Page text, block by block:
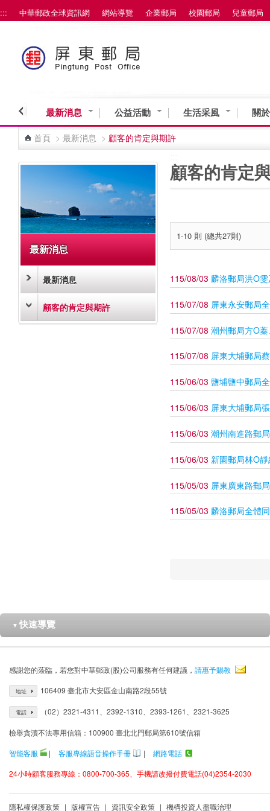
跳到主要內容區塊
::: 中華郵政全球資訊網 網站導覽 企業郵局 校園郵局 兒童郵局
最新消息 公益活動 生活采風 關
首頁 > 最新消息 > 顧客的肯定與期許
最新消息
最新消息
顧客的肯定與期許
顧客的肯定
1-10 則 (總共27則)
115/08/03 麟洛郵局洪O
115/07/08 屏東永安郵局
115/07/08 潮州郵局方O
115/07/08 屏東大埔郵局
115/06/03 鹽埔鹽中郵局
115/06/03 屏東大埔郵局
115/06/03 潮州南進路郵
115/06/03 新園郵局林O
115/05/03 屏東廣東路郵
115/05/03 麟洛郵局全體
▼ 快速導覽
感謝您的蒞臨，若您對中華郵政(股)公司服務有任何建議， 請惠予賜教
地址 106409 臺北市大安區金山南路2段55號
電話 （02）2321-4311、2392-1310、2393-1261、2321-3625
檢舉貪瀆不法專用信箱：100900 臺北北門郵局第610號信箱
智能客服
| 客服專線語音操作手冊 |
網路電話
24小時顧客服務專線：0800-700-365、手機請改撥付費電話(04)2354-2030
隱私權保護政策 | 版權宣告 | 資訊安全政策 | 機構投資人盡職治理